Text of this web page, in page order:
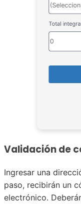
Validación de
Ingresar una
paso, recibirán un
electrónico.